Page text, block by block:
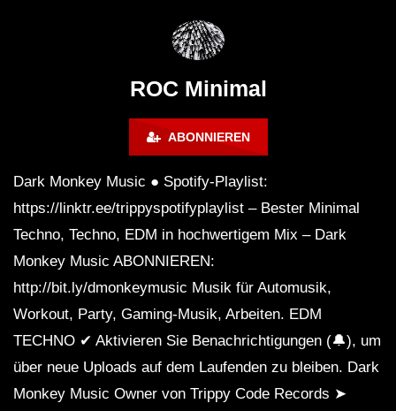
ROC Minimal
ABONNIEREN
Dark Monkey Music ● Spotify-Playlist:
https://linktr.ee/trippyspotifyplaylist – Bester Minimal
Techno, Techno, EDM in hochwertigem Mix – Dark
Monkey Music ABONNIEREN:
http://bit.ly/dmonkeymusic Musik für Automusik,
Workout, Party, Gaming-Musik, Arbeiten. EDM
TECHNO ✔ Aktivieren Sie Benachrichtigungen (🔔), um
über neue Uploads auf dem Laufenden zu bleiben. Dark
Monkey Music Owner von Trippy Code Records ➤